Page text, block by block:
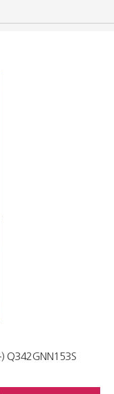
) Q342GNN153S